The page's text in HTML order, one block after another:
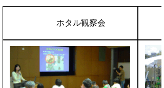
ホタル観察会